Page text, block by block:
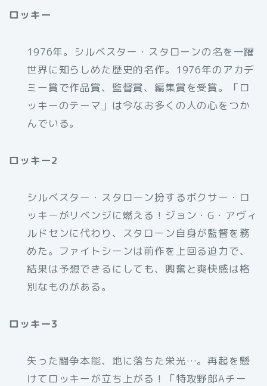
ロッキー
1976年。シルベスター・スタローンの名を一躍
世界に知らしめた歴史的名作。1976年のアカデ
ミー賞で作品賞、監督賞、編集賞を受賞。「ロ
ッキーのテーマ」は今なお多くの人の心をつか
んでいる。
ロッキー2
シルベスター・スタローン扮するボクサー・ロ
ッキーがリベンジに燃える！ジョン・G・アヴィ
ルドセンに代わり、スタローン自身が監督を務
めた。ファイトシーンは前作を上回る迫力で、
結果は予想できるにしても、興奮と爽快感は格
別なものがある。
ロッキー3
失った闘争本能、地に落ちた栄光…。再起を懸
けてロッキーが立ち上がる！「特攻野郎Aチー